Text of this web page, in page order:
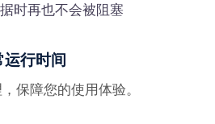
时再也不会被阻塞
运行时间
保障您的使用体验。